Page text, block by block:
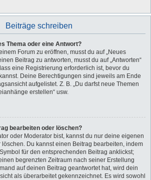
Beiträge schreiben
Thema oder eine Antwort?
Forum zu eröffnen, musst du auf „Neues
Beitrag zu antworten, musst du auf „Antworten“
eine Registrierung erforderlich ist, bevor du
Deine Berechtigungen sind jeweils am Ende
aufgelistet. Z. B. „Du darfst neue Themen
erstellen“ usw.
bearbeiten oder löschen?
oder Moderator bist, kannst du nur deine eigenen
Du kannst einen Beitrag bearbeiten, indem
für den entsprechenden Beitrag anklickst;
begrenzten Zeitraum nach seiner Erstellung
auf deinen Beitrag geantwortet hat, wird dein
als überarbeitet gekennzeichnet. Es wird sowohl